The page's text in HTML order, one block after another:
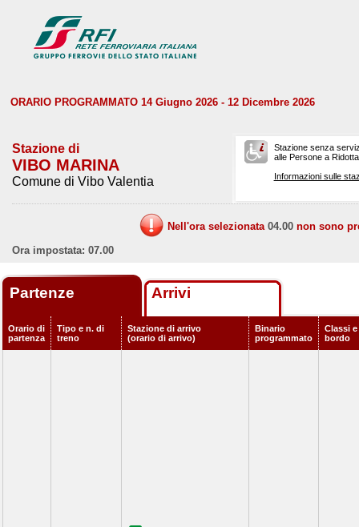
ORARIO PROGRAMMATO 14 Giugno 2026 - 12 Dicembre 2026
Stazione di
VIBO MARINA
Comune di Vibo Valentia
Stazione senza
alle Persone a
Informazioni sulle
Nell'ora selezionata 04.00 non sono
Ora impostata: 07.00
Partenze Arrivi
Orario di
partenza
Tipo e n. di
treno
Stazione di arrivo
(orario di arrivo)
Binario
programmato
Classi
bordo